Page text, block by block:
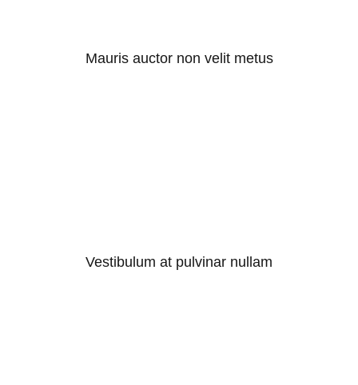
Mauris auctor non velit metus
Vestibulum at pulvinar nullam